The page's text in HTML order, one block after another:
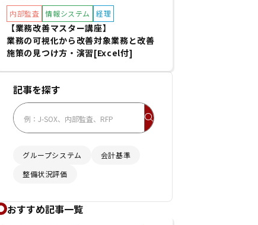
内部監査 情報システム 経理
【業務改善マスター講座】
業務の可視化から改善対象業務と改善
施策の見つけ方・演習[Excel付]
記事を探す
グループシステム
会計基準
整備状況評価
おすすめ記事一覧